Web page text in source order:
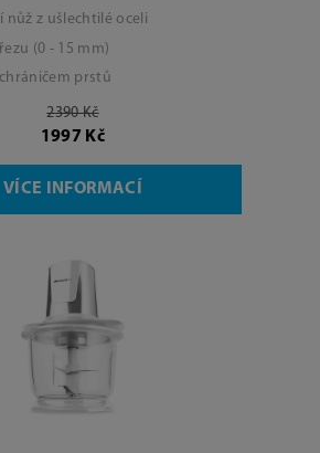
nůž z ušlechtilé oceli
(0 - 15 mm)
prstů
2390 Kč
1997 Kč
VÍCE INFORMACÍ